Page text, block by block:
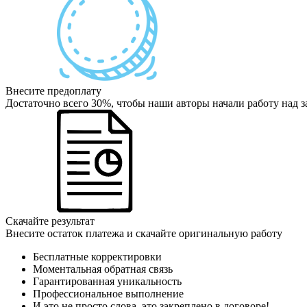
Внесите предоплату
Достаточно всего 30%, чтобы наши авторы начали работу над
Скачайте результат
Внесите остаток платежа и скачайте оригинальную работу
Бесплатные корректировки
Моментальная обратная связь
Гарантированная уникальность
Профессиональное выполнение